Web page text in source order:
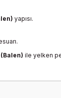
yapısı.
(Balen) ile yelken